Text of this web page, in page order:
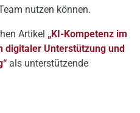
nutzen können.
Artikel „KI-Kompetenz im
digitaler Unterstützung und
als unterstützende